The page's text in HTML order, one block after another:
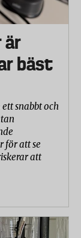
är
bäst
snabbt och
för att se
att